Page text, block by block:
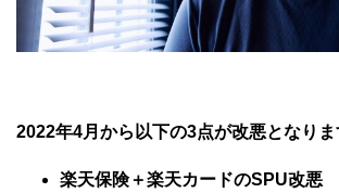
2022年4月から以下の3点が改悪となりま
楽天保険＋楽天カードのSPU改悪